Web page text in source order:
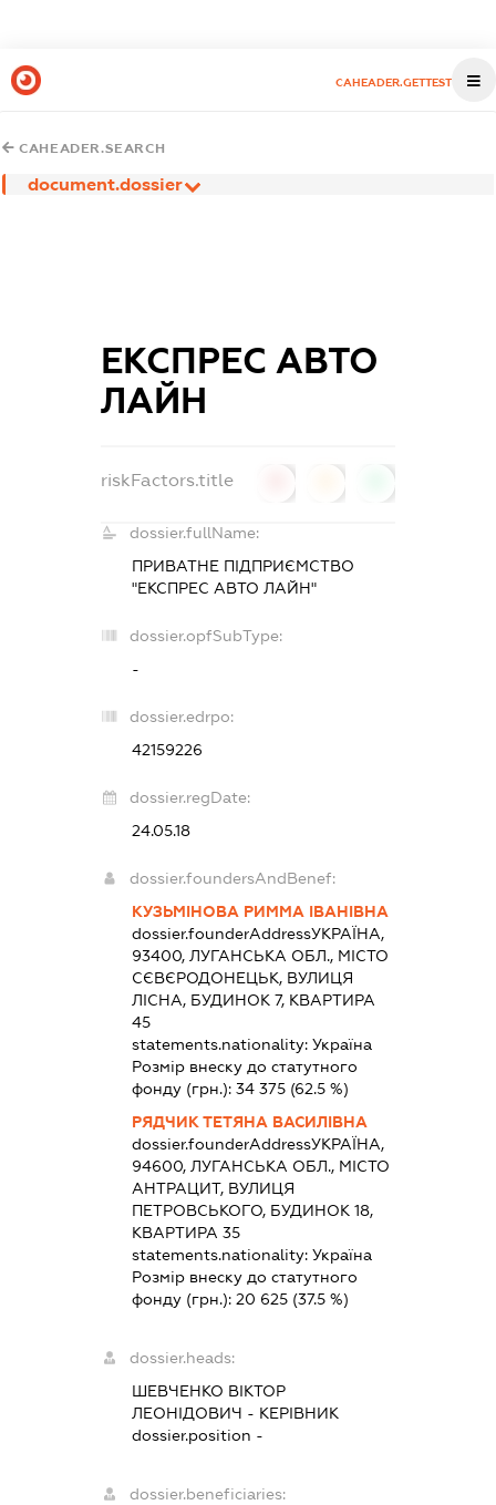
CAHEADER.GETTEST
CAHEADER.SEARCH
document.dossier
ЕКСПРЕС АВТО
ЛАЙН
riskFactors.title
dossier.fullName:
ПРИВАТНЕ ПІДПРИЄМСТВО
"ЕКСПРЕС АВТО ЛАЙН"
dossier.opfSubType:
-
dossier.edrpo:
42159226
dossier.regDate:
24.05.18
dossier.foundersAndBenef:
КУЗЬМІНОВА РИММА ІВАНІВНА
dossier.founderAddressУКРАЇНА,
93400, ЛУГАНСЬКА ОБЛ., МІСТО
СЄВЄРОДОНЕЦЬК, ВУЛИЦЯ
ЛІСНА, БУДИНОК 7, КВАРТИРА
45
statements.nationality: Україна
Розмір внеску до статутного
фонду (грн.): 34 375(62.5 %)
РЯДЧИК ТЕТЯНА ВАСИЛІВНА
dossier.founderAddressУКРАЇНА,
94600, ЛУГАНСЬКА ОБЛ., МІСТО
АНТРАЦИТ, ВУЛИЦЯ
ПЕТРОВСЬКОГО, БУДИНОК 18,
КВАРТИРА 35
statements.nationality: Україна
Розмір внеску до статутного
фонду (грн.): 20 625(37.5 %)
dossier.heads:
ШЕВЧЕНКО ВІКТОР
ЛЕОНІДОВИЧ - КЕРІВНИК
dossier.position -
dossier.beneficiaries: